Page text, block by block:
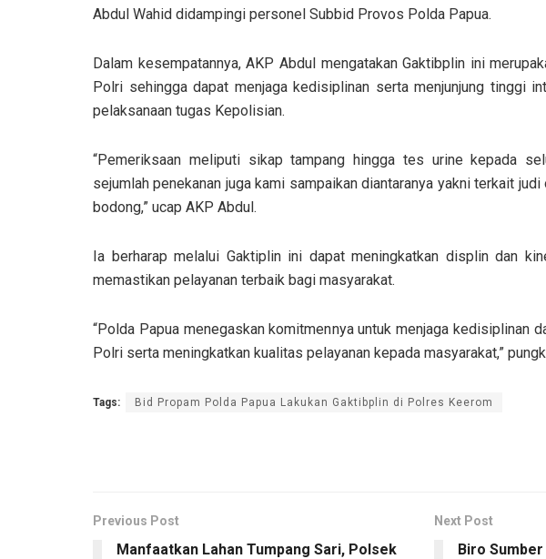
Abdul Wahid didampingi personel Subbid Provos Polda Papua.
Dalam kesempatannya, AKP Abdul mengatakan Gaktibplin ini
Polri sehingga dapat menjaga kedisiplinan serta menjunjung tinggi
pelaksanaan tugas Kepolisian.
“Pemeriksaan meliputi sikap tampang hingga tes urine kepada
sejumlah penekanan juga kami sampaikan diantaranya yakni terkait judi
bodong,” ucap AKP Abdul.
Ia berharap melalui Gaktiplin ini dapat meningkatkan displin dan
memastikan pelayanan terbaik bagi masyarakat.
“Polda Papua menegaskan komitmennya untuk menjaga kedisiplinan
Polri serta meningkatkan kualitas pelayanan kepada masyarakat,”
Tags: Bid Propam Polda Papua Lakukan Gaktibplin di Polres Keerom
Previous Post
Manfaatkan Lahan Tumpang Sari, Polsek
Next Post
Biro Sumber